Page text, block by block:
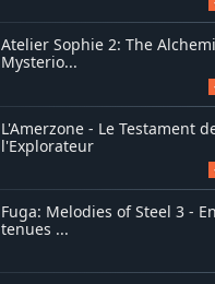
Atelier Sophie 2: The
Mysterio...
L'Amerzone - Le Testament
l'Explorateur
Fuga: Melodies of Steel 3 -
tenues ...